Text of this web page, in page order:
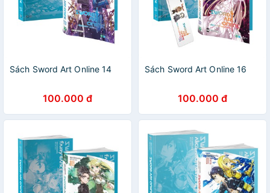
Sách Sword Art Online 14
100.000 đ
Sách Sword Art Online 16
100.000 đ